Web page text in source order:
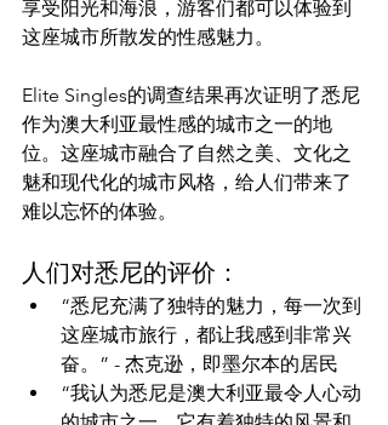
享受阳光和海浪，游客们都可以体验到
这座城市所散发的性感魅力。
Elite Singles的调查结果再次证明了悉尼
作为澳大利亚最性感的城市之一的地
位。这座城市融合了自然之美、文化之
魅和现代化的城市风格，给人们带来了
人们对悉尼的评价：
“悉尼充满了独特的魅力，每一次到
这座城市旅行，都让我感到非常兴
奋。” - 杰克逊，即墨尔本的居民
“我认为悉尼是澳大利亚最令人心动